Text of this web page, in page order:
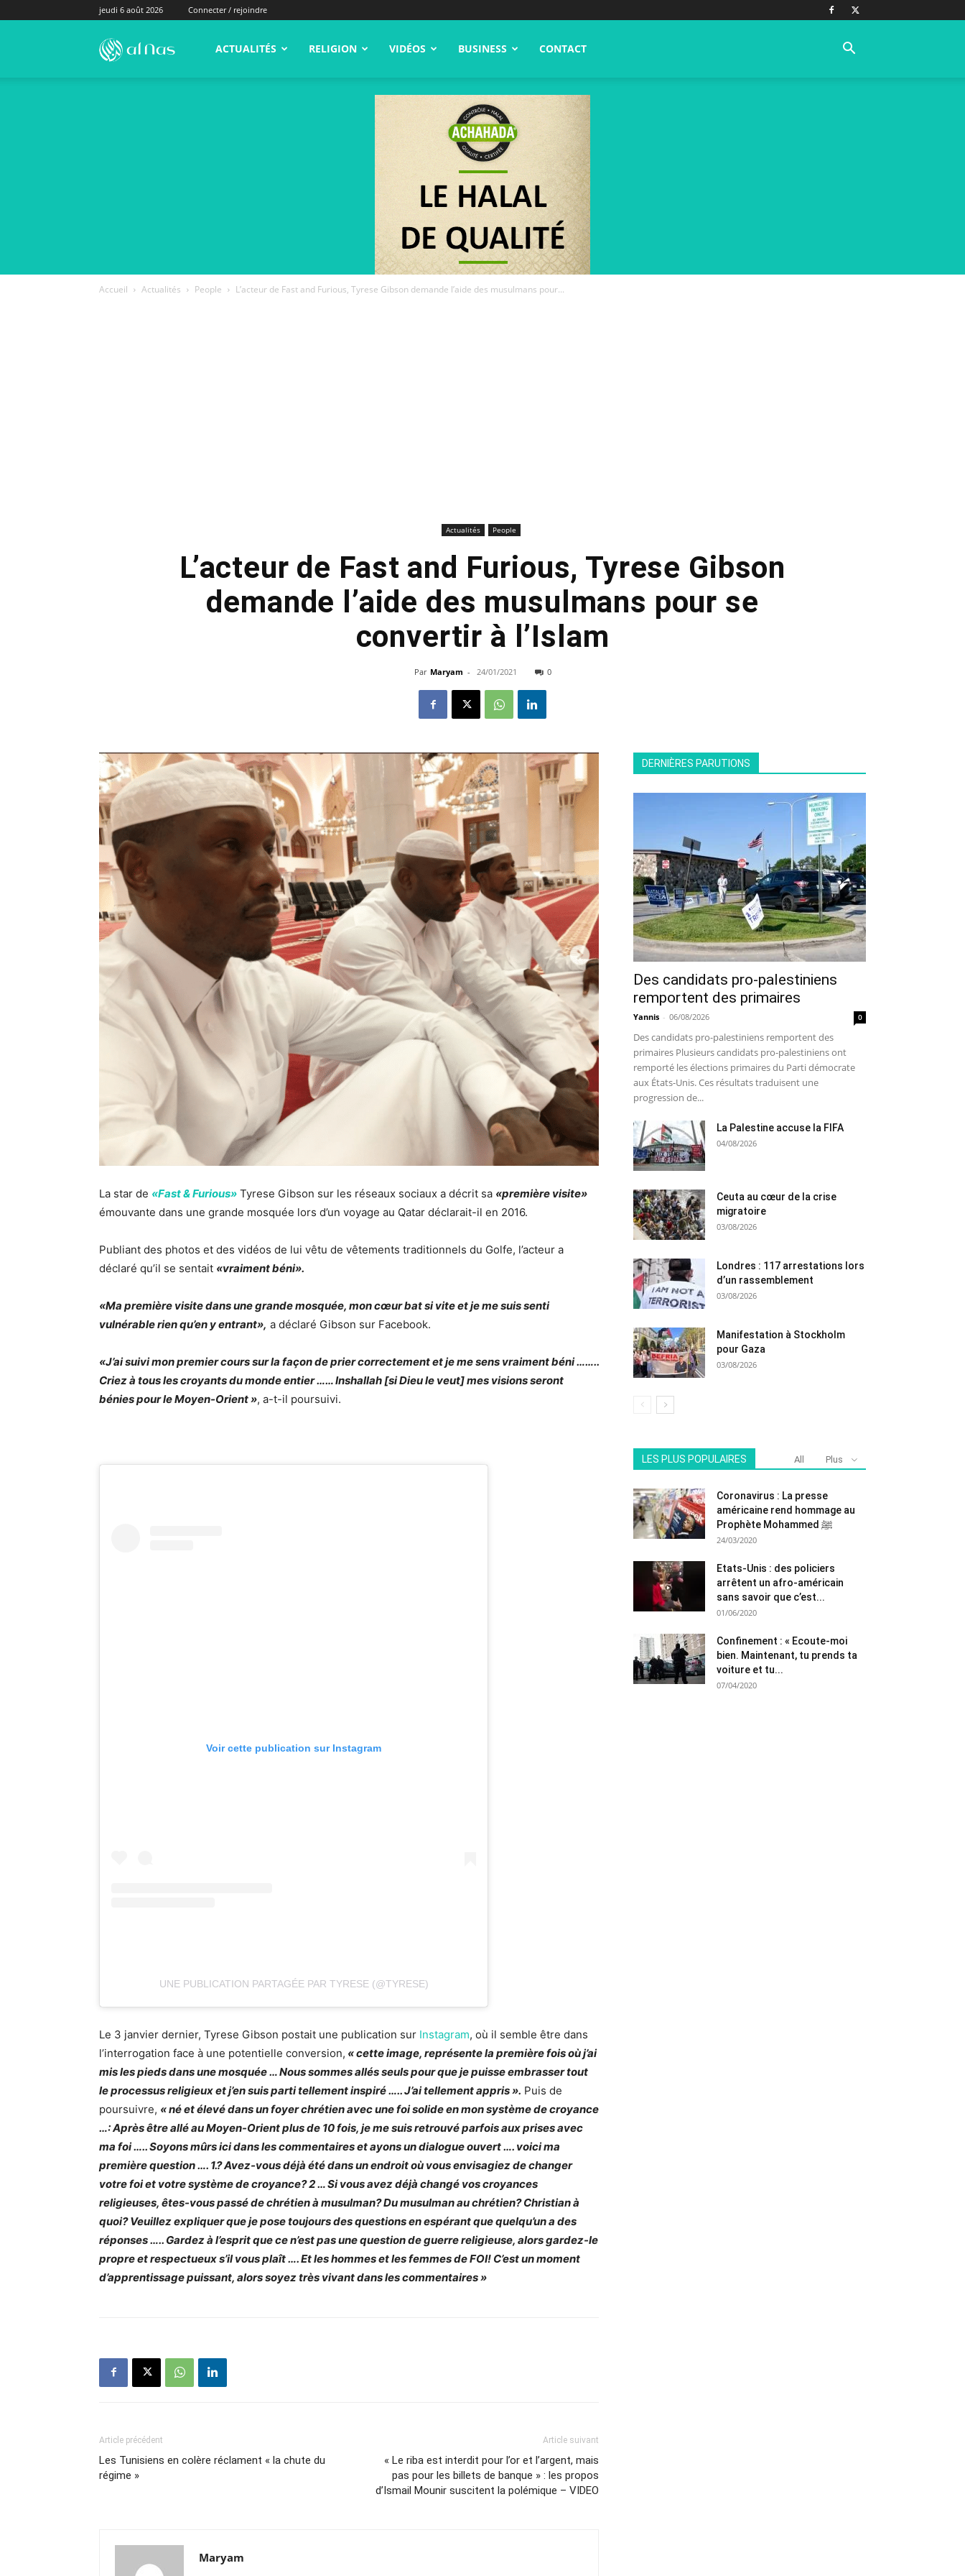
jeudi 6 août 2026 Connecter / rejoindre
alNas.fr ACTUALITÉS RELIGION VIDÉOS BUSINESS CONTACT
Accueil Actualités People L’acteur de Fast and Furious, Tyrese Gibson demande l’aide des musulmans pour...
Actualités People
L’acteur de Fast and Furious, Tyrese Gibson
demande l’aide des musulmans pour se
convertir à l’Islam
Par Maryam - 24/01/2021 0
La star de «Fast & Furious» Tyrese Gibson sur les réseaux sociaux a décrit sa «première visite»
émouvante dans une grande mosquée lors d’un voyage au Qatar déclarait-il en 2016.
Publiant des photos et des vidéos de lui vêtu de vêtements traditionnels du Golfe, l’acteur a
déclaré qu’il se sentait «vraiment béni».
«Ma première visite dans une grande mosquée, mon cœur bat si vite et je me suis senti
vulnérable rien qu’en y entrant», a déclaré Gibson sur Facebook.
«J’ai suivi mon premier cours sur la façon de prier correctement et je me sens vraiment béni ……..
Criez à tous les croyants du monde entier …… Inshallah [si Dieu le veut] mes visions seront
bénies pour le Moyen-Orient », a-t-il poursuivi.
Voir cette publication sur Instagram
UNE PUBLICATION PARTAGÉE PAR TYRESE (@TYRESE)
Le 3 janvier dernier, Tyrese Gibson postait une publication sur Instagram, où il semble être dans
l’interrogation face à une potentielle conversion, « cette image, représente la première fois où j’ai
mis les pieds dans une mosquée … Nous sommes allés seuls pour que je puisse embrasser tout
le processus religieux et j’en suis parti tellement inspiré ….. J’ai tellement appris ». Puis de
poursuivre, « né et élevé dans un foyer chrétien avec une foi solide en mon système de croyance
…: Après être allé au Moyen-Orient plus de 10 fois, je me suis retrouvé parfois aux prises avec
ma foi ….. Soyons mûrs ici dans les commentaires et ayons un dialogue ouvert …. voici ma
première question …. 1.? Avez-vous déjà été dans un endroit où vous envisagiez de changer
votre foi et votre système de croyance? 2 … Si vous avez déjà changé vos croyances
religieuses, êtes-vous passé de chrétien à musulman? Du musulman au chrétien? Christian à
quoi? Veuillez expliquer que je pose toujours des questions en espérant que quelqu’un a des
réponses ….. Gardez à l’esprit que ce n’est pas une question de guerre religieuse, alors gardez-le
propre et respectueux s’il vous plaît …. Et les hommes et les femmes de FOI! C’est un moment
d’apprentissage puissant, alors soyez très vivant dans les commentaires »
Article précédent
Les Tunisiens en colère réclament « la chute du
régime »
Article suivant
« Le riba est interdit pour l’or et l’argent, mais
pas pour les billets de banque » : les propos
d’Ismail Mounir suscitent la polémique – VIDEO
Maryam
DERNIÈRES PARUTIONS
Des candidats pro-palestiniens
remportent des primaires
Yannis - 06/08/2026 0
Des candidats pro-palestiniens remportent des
primaires Plusieurs candidats pro-palestiniens ont
remporté les élections primaires du Parti démocrate
aux États-Unis. Ces résultats traduisent une
progression de...
La Palestine accuse la FIFA
04/08/2026
Ceuta au cœur de la crise
migratoire
03/08/2026
Londres : 117 arrestations lors
d’un rassemblement
03/08/2026
Manifestation à Stockholm
pour Gaza
03/08/2026
LES PLUS POPULAIRES All Plus
Coronavirus : La presse
américaine rend hommage au
Prophète Mohammed ﷺ
24/03/2020
Etats-Unis : des policiers
arrêtent un afro-américain
sans savoir que c’est...
01/06/2020
Confinement : « Ecoute-moi
bien. Maintenant, tu prends ta
voiture et tu...
07/04/2020